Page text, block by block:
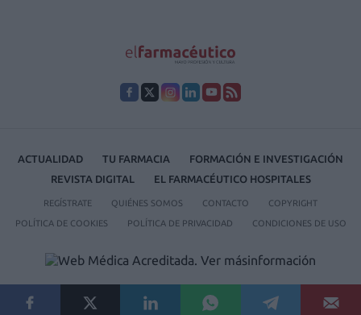
ACTUALIDAD TU FARMACIA
FORMACIÓN E INVESTIGACIÓN
REVISTA DIGITAL
EL FARMACÉUTICO HOSPITALES
REGÍSTRATE QUIÉNES SOMOS CONTACTO COPYRIGHT
POLÍTICA DE COOKIES POLÍTICA DE PRIVACIDAD CONDICIONES DE USO
© 2026 Ediciones MAYO, S.A.U.